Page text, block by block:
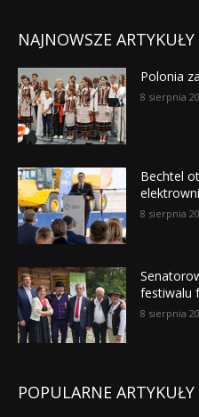
NAJNOWSZE ARTYKUŁY
Polonia
8 sierpnia
Bechtel
8 sierpnia
festiwalu
8 sierpnia
POPULARNE ARTYKUŁY